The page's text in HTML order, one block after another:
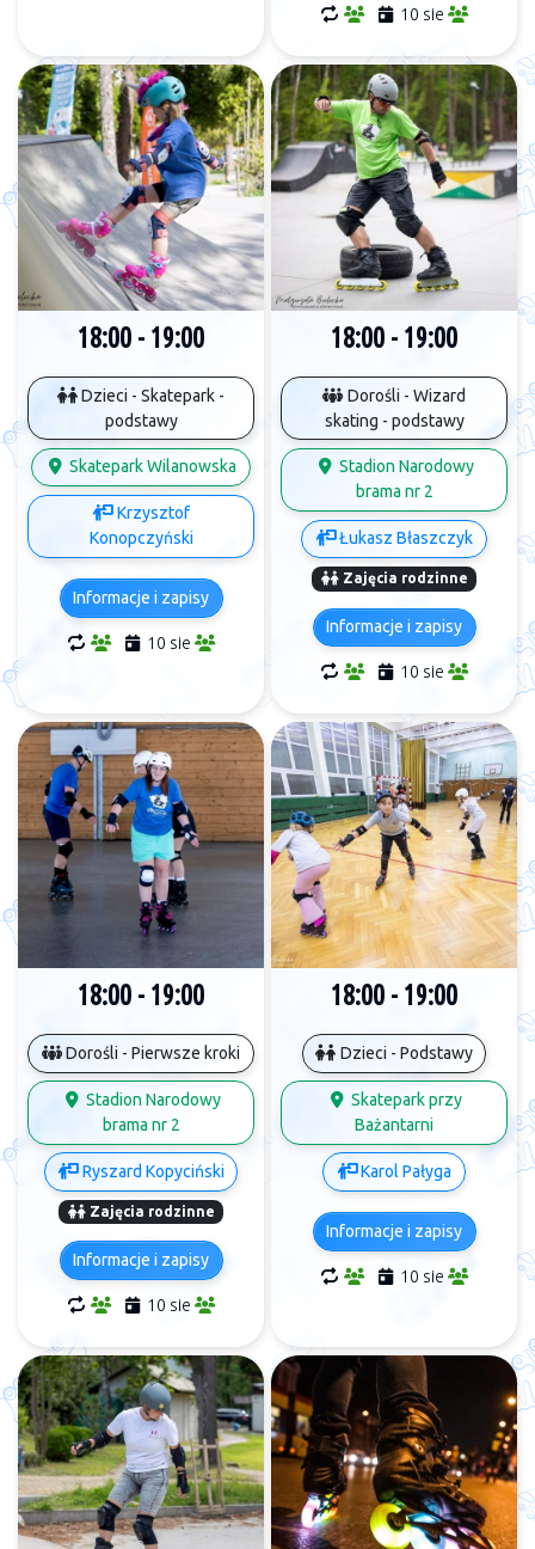
10 sie
18:00 - 19:00
Dzieci - Skatepark -
podstawy
Skatepark Wilanowska
Krzysztof
Konopczyński
Informacje i zapisy
10 sie
18:00 - 19:00
Dorośli - Wizard
skating - podstawy
Stadion Narodowy
brama nr 2
Łukasz Błaszczyk
Zajęcia rodzinne
Informacje i zapisy
10 sie
18:00 - 19:00
Dorośli - Pierwsze kroki
Stadion Narodowy
brama nr 2
Ryszard Kopyciński
Zajęcia rodzinne
Informacje i zapisy
10 sie
18:00 - 19:00
Dzieci - Podstawy
Skatepark przy
Bażantarni
Karol Pałyga
Informacje i zapisy
10 sie